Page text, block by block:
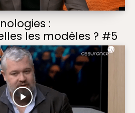
:
les modèles ? #5